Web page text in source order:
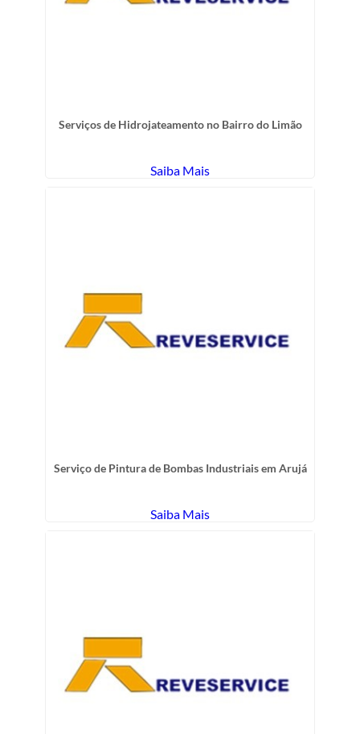
Serviços de Hidrojateamento no Bairro do Limão
Saiba Mais
Serviço de Pintura de Bombas Industriais em Arujá
Saiba Mais